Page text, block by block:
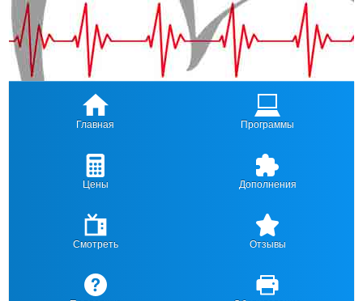
Главная Программы
Цены Дополнения
Смотреть Отзывы